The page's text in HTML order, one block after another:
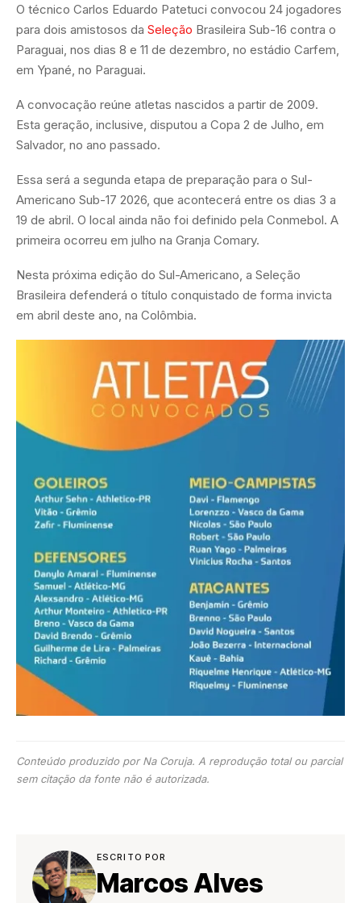
O técnico Carlos Eduardo Patetuci convocou 24 jogadores
para dois amistosos da Seleção Brasileira Sub-16 contra o
Paraguai, nos dias 8 e 11 de dezembro, no estádio Carfem,
em Ypané, no Paraguai.
A convocação reúne atletas nascidos a partir de 2009.
Esta geração, inclusive, disputou a Copa 2 de Julho, em
Salvador, no ano passado.
Essa será a segunda etapa de preparação para o Sul-
Americano Sub-17 2026, que acontecerá entre os dias 3 a
19 de abril. O local ainda não foi definido pela Conmebol. A
primeira ocorreu em julho na Granja Comary.
Nesta próxima edição do Sul-Americano, a Seleção
Brasileira defenderá o título conquistado de forma invicta
em abril deste ano, na Colômbia.
Conteúdo produzido por Na Coruja. A reprodução total ou parcial
sem citação da fonte não é autorizada.
ESCRITO POR
Marcos Alves